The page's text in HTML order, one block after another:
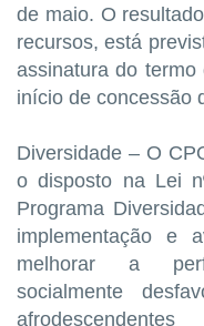
de maio. O
recursos, está
assinatura do
início de concessão
Diversidade – O
o disposto na Lei
Programa
implementação e
melhorar a
socialmente